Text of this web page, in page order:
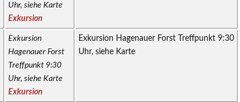
Uhr, siehe Karte
Exkursion
Exkursion
Hagenauer Forst
Treffpunkt 9:30
Uhr, siehe Karte
Exkursion
Exkursion Hagenauer Forst Treffpunkt 9:30
Uhr, siehe Karte